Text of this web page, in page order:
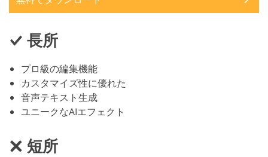
長所
プロ級の編集機能
カスタマイズ性に優れた
音声テキスト生成
ユニークなAIエフェクト
短所